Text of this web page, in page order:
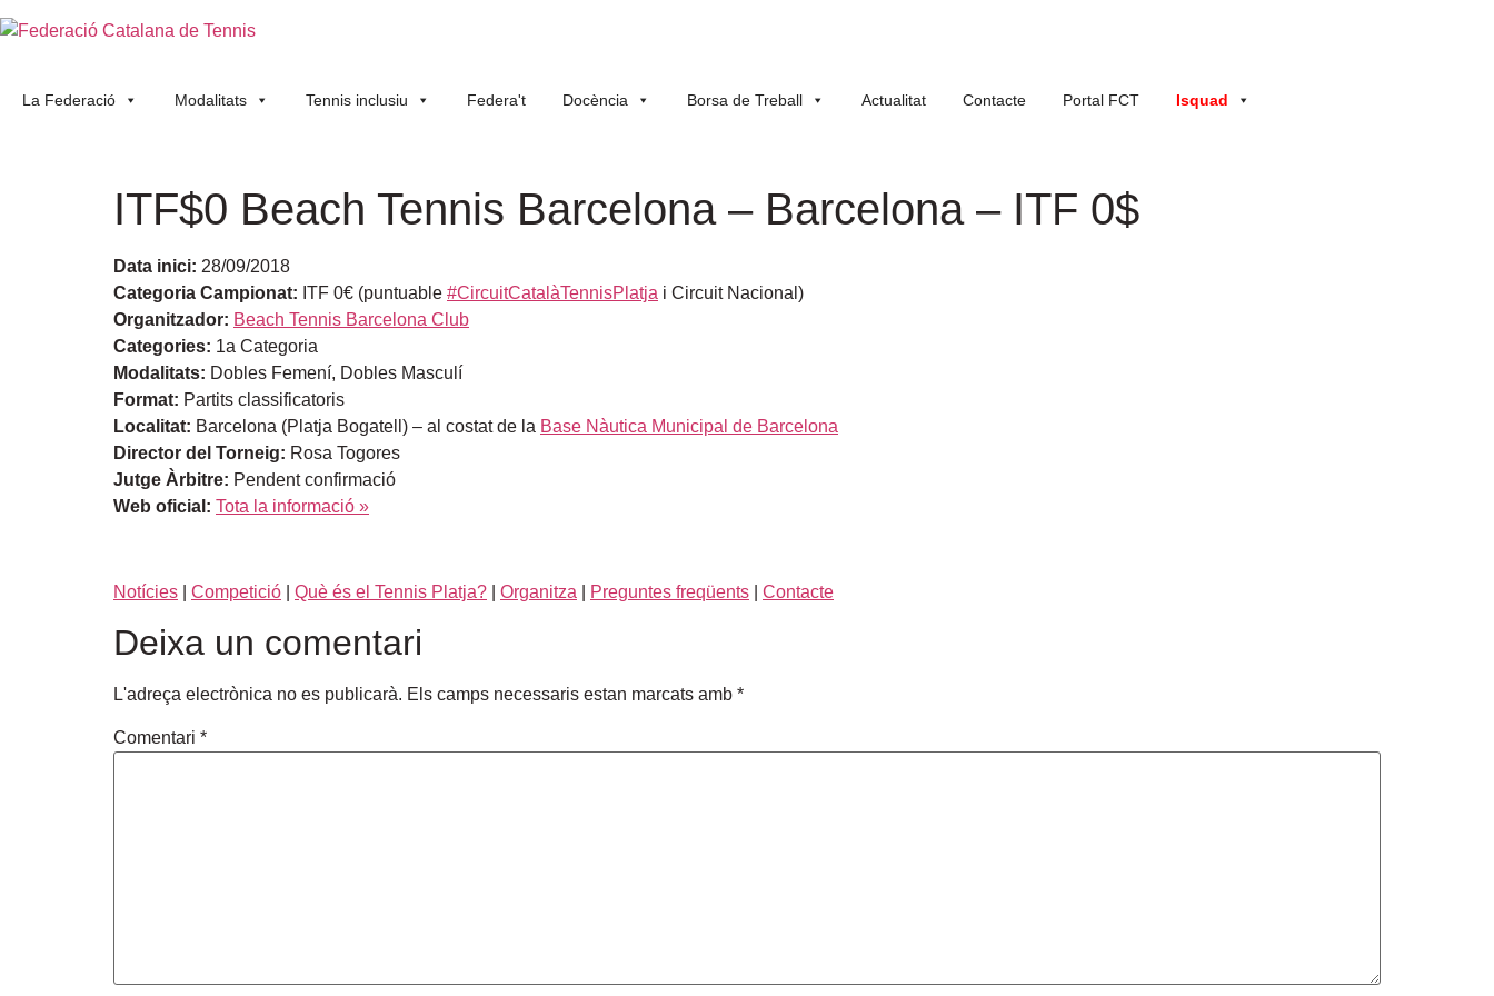
La Federació Modalitats Tennis inclusiu Federa't Docència Borsa de Treball Actualitat Contacte Portal FCT Isquad
ITF$0 Beach Tennis Barcelona – Barcelona – ITF 0$
Data inici: 28/09/2018
Categoria Campionat: ITF 0€ (puntuable #CircuitCatalàTennisPlatja i Circuit Nacional)
Organitzador: Beach Tennis Barcelona Club
Categories: 1a Categoria
Modalitats: Dobles Femení, Dobles Masculí
Format: Partits classificatoris
Localitat: Barcelona (Platja Bogatell) – al costat de la Base Nàutica Municipal de Barcelona
Director del Torneig: Rosa Togores
Jutge Àrbitre: Pendent confirmació
Web oficial: Tota la informació »
Notícies Competició Què és el Tennis Platja? Organitza Preguntes freqüents Contacte
Deixa un comentari
L'adreça electrònica no es publicarà. Els camps necessaris estan marcats amb *
Comentari *